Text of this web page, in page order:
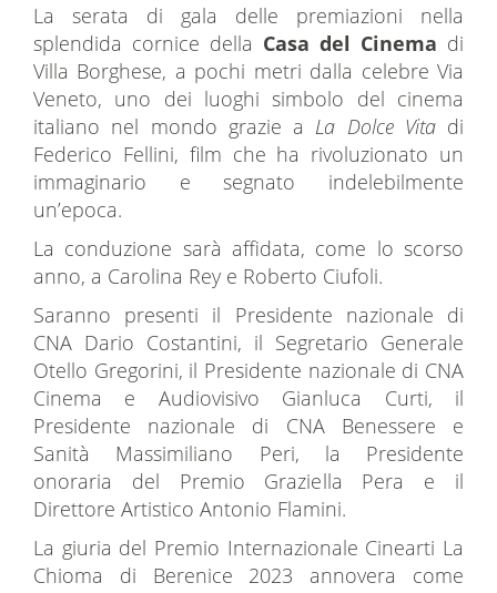
La serata di gala delle premiazioni nella
splendida cornice della Casa del Cinema di
Villa Borghese, a pochi metri dalla celebre Via
Veneto, uno dei luoghi simbolo del cinema
italiano nel mondo grazie a La Dolce Vitadi
Federico Fellini, film che ha rivoluzionato un
immaginario e segnato indelebilmente
un’epoca.
La conduzione sarà affidata, come lo scorso
anno, a Carolina Rey e Roberto Ciufoli.
Saranno presenti il Presidente nazionale di
CNA Dario Costantini, il Segretario Generale
Otello Gregorini, il Presidente nazionale di CNA
Cinema e Audiovisivo Gianluca Curti, il
Presidente nazionale di CNA Benessere e
Sanità Massimiliano Peri, la Presidente
onoraria del Premio Graziella Pera e il
Direttore Artistico Antonio Flamini.
La giuria del Premio Internazionale Cinearti La
Chioma di Berenice 2023 annovera come